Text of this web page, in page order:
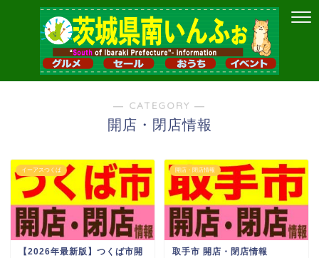
― CATEGORY ―
開店・閉店情報
イーアスつくば
【2026年最新版】つくば市開
開店・閉店情報
取手市 開店・閉店情報